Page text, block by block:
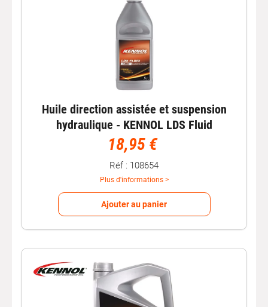
Huile direction assistée et suspension
hydraulique - KENNOL LDS Fluid
18,95 €
Réf : 108654
Plus d'informations >
Ajouter au panier